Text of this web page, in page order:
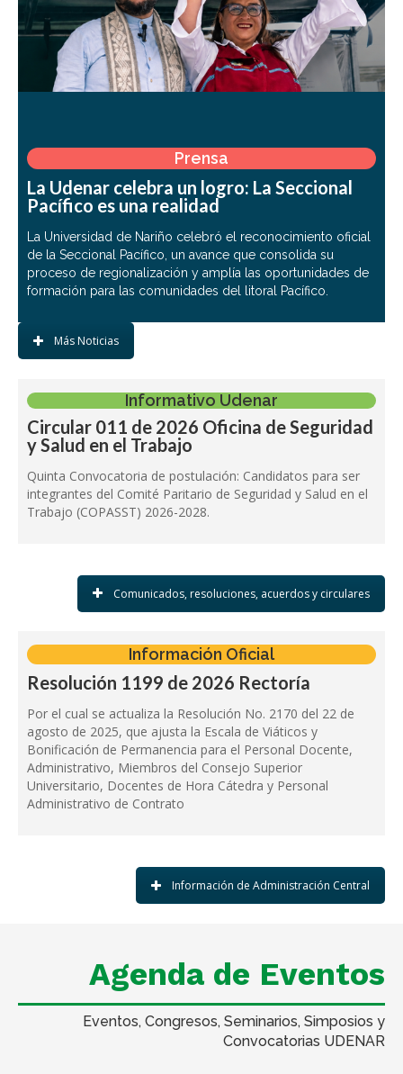
Prensa
La Udenar celebra un logro: La Seccional
Pacífico es una realidad
La Universidad de Nariño celebró el reconocimiento oficial
de la Seccional Pacífico, un avance que consolida su
proceso de regionalización y amplía las oportunidades de
formación para las comunidades del litoral Pacífico.
Más Noticias
Informativo Udenar
Circular 011 de 2026 Oficina de Seguridad
y Salud en el Trabajo
Quinta Convocatoria de postulación: Candidatos para ser
integrantes del Comité Paritario de Seguridad y Salud en el
Trabajo (COPASST) 2026-2028.
Comunicados, resoluciones, acuerdos y circulares
Información Oficial
Resolución 1199 de 2026 Rectoría
Por el cual se actualiza la Resolución No. 2170 del 22 de
agosto de 2025, que ajusta la Escala de Viáticos y
Bonificación de Permanencia para el Personal Docente,
Administrativo, Miembros del Consejo Superior
Universitario, Docentes de Hora Cátedra y Personal
Administrativo de Contrato
Información de Administración Central
Agenda de Eventos
Eventos, Congresos, Seminarios, Simposios y
Convocatorias UDENAR